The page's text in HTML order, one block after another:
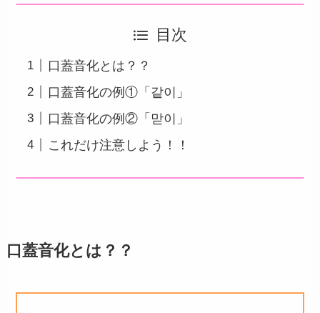
目次
口蓋音化とは？？
口蓋音化の例①「같이」
口蓋音化の例②「맏이」
これだけ注意しよう！！
口蓋音化とは？？